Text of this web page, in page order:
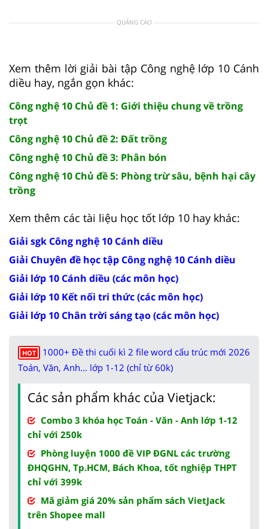
QUẢNG CÁO
Xem thêm lời giải bài tập Công nghệ lớp 10 Cánh
diều hay, ngắn gọn khác:
Công nghệ 10 Chủ đề 1: Giới thiệu chung về trồng
trọt
Công nghệ 10 Chủ đề 2: Đất trồng
Công nghệ 10 Chủ đề 3: Phân bón
Công nghệ 10 Chủ đề 5: Phòng trừ sâu, bệnh hại cây
trồng
Xem thêm các tài liệu học tốt lớp 10 hay khác:
Giải sgk Công nghệ 10 Cánh diều
Giải Chuyên đề học tập Công nghệ 10 Cánh diều
Giải lớp 10 Cánh diều (các môn học)
Giải lớp 10 Kết nối tri thức (các môn học)
Giải lớp 10 Chân trời sáng tạo (các môn học)
HOT
1000+ Đề thi cuối kì 2 file word cấu trúc mới 2026
Toán, Văn, Anh... lớp 1-12 (chỉ từ 60k)
Các sản phẩm khác của Vietjack:
Combo 3 khóa học Toán - Văn - Anh lớp 1-12
chỉ với 250k
Phòng luyện 1000 đề VIP ĐGNL các trường
ĐHQGHN, Tp.HCM, Bách Khoa, tốt nghiệp THPT
chỉ với 399k
Mã giảm giá 20% sản phẩm sách VietJack
trên Shopee mall